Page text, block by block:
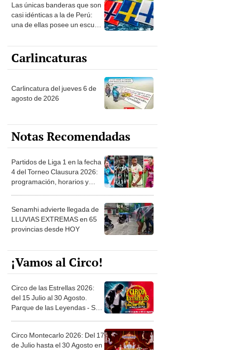
Las únicas banderas que son
casi idénticas a la de Perú:
una de ellas posee un escudo
Carlincaturas
Carlincatura del jueves 6 de
agosto de 2026
Notas Recomendadas
Partidos de Liga 1 en la fecha
4 del Torneo Clausura 2026:
programación, horarios y
Senamhi advierte llegada de
LLUVIAS EXTREMAS en 65
provincias desde HOY
¡Vamos al Circo!
Circo de las Estrellas 2026:
del 15 Julio al 30 Agosto.
Parque de las Leyendas - San
Circo Montecarlo 2026: Del 17
de Julio hasta el 30 Agosto en